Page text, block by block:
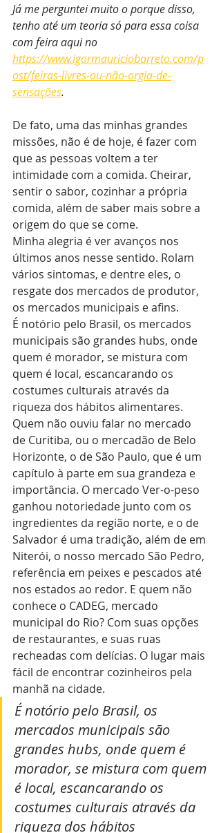
Já me perguntei muito o porque disso,
tenho até um teoria só para essa coisa
com feira aqui no
https://www.igormauriciobarreto.com/p
ost/feiras-livres-ou-não-orgia-de-
sensações.
De fato, uma das minhas grandes
missões, não é de hoje, é fazer com
que as pessoas voltem a ter
intimidade com a comida. Cheirar,
sentir o sabor, cozinhar a própria
comida, além de saber mais sobre a
origem do que se come.
Minha alegria é ver avanços nos
últimos anos nesse sentido. Rolam
vários sintomas, e dentre eles, o
resgate dos mercados de produtor,
os mercados municipais e afins.
É notório pelo Brasil, os mercados
municipais são grandes hubs, onde
quem é morador, se mistura com
quem é local, escancarando os
costumes culturais através da
riqueza dos hábitos alimentares.
Quem não ouviu falar no mercado
de Curitiba, ou o mercadão de Belo
Horizonte, o de São Paulo, que é um
capítulo à parte em sua grandeza e
importância. O mercado Ver-o-peso
ganhou notoriedade junto com os
ingredientes da região norte, e o de
Salvador é uma tradição, além de em
Niterói, o nosso mercado São Pedro,
referência em peixes e pescados até
nos estados ao redor. E quem não
conhece o CADEG, mercado
municipal do Rio? Com suas opções
de restaurantes, e suas ruas
recheadas com delícias. O lugar mais
fácil de encontrar cozinheiros pela
manhã na cidade.
É notório pelo Brasil, os
mercados municipais são
grandes hubs, onde quem é
morador, se mistura com quem
é local, escancarando os
costumes culturais através da
riqueza dos hábitos